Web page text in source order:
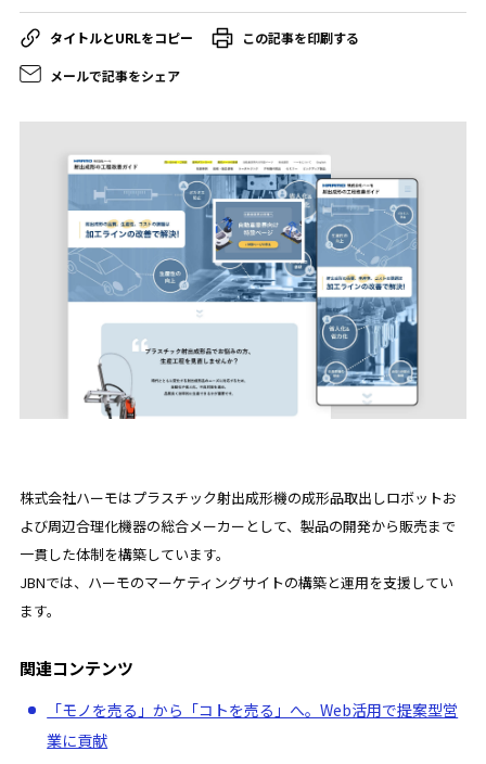
この記事を印刷する
メールで記事をシェア
株式会社ハーモはプラスチック射出成形機の成形品取出しロボットお
よび周辺合理化機器の総合メーカーとして、製品の開発から販売まで
一貫した体制を構築しています。
JBNでは、ハーモのマーケティングサイトの構築と運用を支援してい
ます。
関連コンテンツ
「モノを売る」から「コトを売る」へ。Web活用で提案型営
業に貢献